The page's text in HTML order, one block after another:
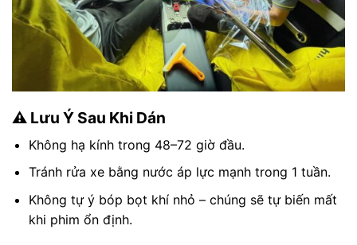
⚠️ Lưu Ý Sau Khi Dán
Không hạ kính trong 48–72 giờ đầu.
Tránh rửa xe bằng nước áp lực mạnh trong 1 tuần.
Không tự ý bóp bọt khí nhỏ – chúng sẽ tự biến mất
khi phim ổn định.